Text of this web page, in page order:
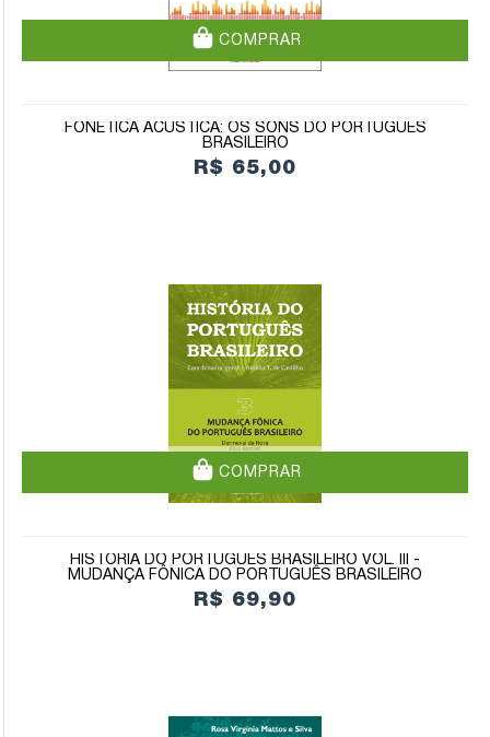
COMPRAR
FONÉTICA ACÚSTICA: OS SONS DO PORTUGUÊS
BRASILEIRO
R$ 65,00
COMPRAR
HISTÓRIA DO PORTUGUÊS BRASILEIRO VOL. III -
MUDANÇA FÔNICA DO PORTUGUÊS BRASILEIRO
R$ 69,90